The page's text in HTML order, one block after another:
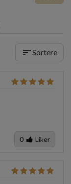
sortSortere
0 Liker